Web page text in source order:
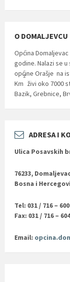
O DOMALJEVCU
Općina
godine. Nalazi se
općine Orašje na
Km
2
živi oko 7000
Bazik, Grebnice,
ADRESA I
Ulica Posavskih
76233,
Bosna i
Tel: 031 / 716 – 600
Fax: 031 / 716 – 604
Email: